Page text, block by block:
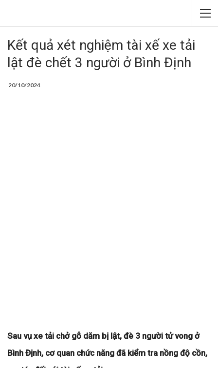
Kết quả xét nghiệm tài xế xe tải
lật đè chết 3 người ở Bình Định
20/10/2024
Sau vụ xe tải chở gỗ dăm bị lật, đè 3 người tử vong ở
Bình Định, cơ quan chức năng đã kiểm tra nồng độ cồn,